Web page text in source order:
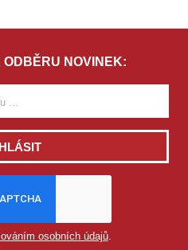
NOVINEK:
osobních údajů.